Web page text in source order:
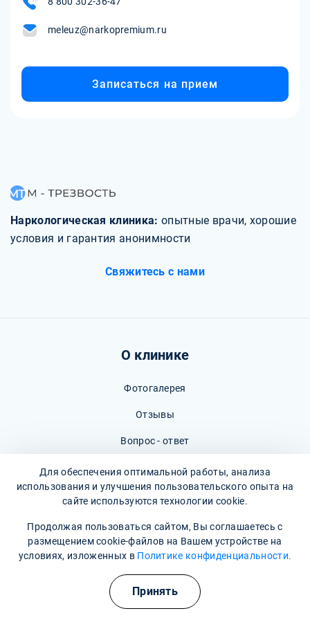
meleuz@narkopremium.ru
Записаться на прием
Наркологическая клиника: опытные врачи, хорошие
условия и гарантия анонимности
Свяжитесь с нами
О клинике
Фотогалерея
Отзывы
Вопрос - ответ
Карта сайта
Политика конфиденциальности
Наши контакты
Полезные курсы
Для обеспечения оптимальной работы, анализа
использования и улучшения пользовательского опыта на
сайте используются технологии cookie.
Продолжая пользоваться сайтом, Вы соглашаетесь с
размещением cookie-файлов на Вашем устройстве на
условиях, изложенных в Политике конфиденциальности.
Принять